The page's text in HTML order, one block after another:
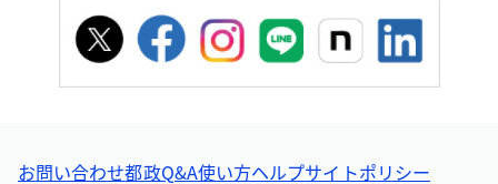
お問い合わせ都政Q&A使い方ヘルプサイトポリシー